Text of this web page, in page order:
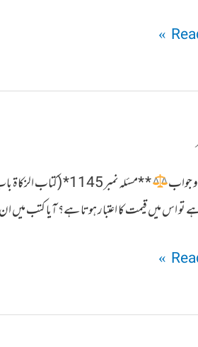
جواب
* *مسئلہ نمبر 1145*
تو اس میں قیمت کا اعتبار ہوتا ہے؟ آیا کتب